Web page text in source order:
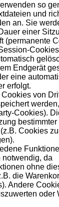
so
und
an. Sie
einer
(permanente
Endgerät
eine
erfolgt.
von
Cookies).
Cookies
da
ohne
die
Andere
oder